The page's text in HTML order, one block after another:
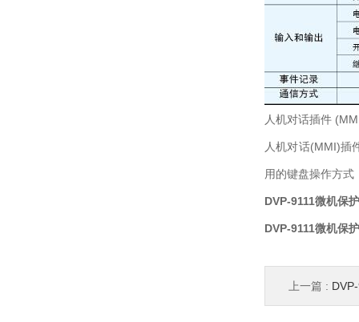
人机对话插件
人机对话(MMI)插
用的键盘操作方
DVP-9111微机保
DVP-9111微机保
上一篇 :